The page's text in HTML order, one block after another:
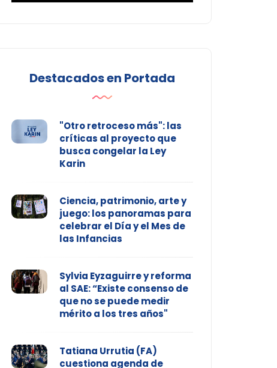
Destacados en Portada
"Otro retroceso más": las
críticas al proyecto que
busca congelar la Ley
Karin
Ciencia, patrimonio, arte y
juego: los panoramas para
celebrar el Día y el Mes de
las Infancias
Sylvia Eyzaguirre y reforma
al SAE: “Existe consenso de
que no se puede medir
mérito a los tres años"
Tatiana Urrutia (FA)
cuestiona agenda de